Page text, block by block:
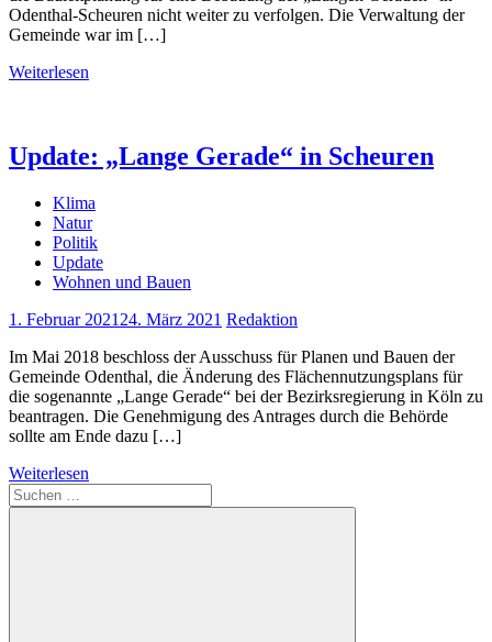
Odenthal-Scheuren nicht weiter zu verfolgen. Die Verwaltung der
Gemeinde war im […]
Weiterlesen
Update: „Lange Gerade“ in Scheuren
Klima
Natur
Politik
Update
Wohnen und Bauen
1. Februar 2021 24. März 2021 Redaktion
Im Mai 2018 beschloss der Ausschuss für Planen und Bauen der
Gemeinde Odenthal, die Änderung des Flächennutzungsplans für
die sogenannte „Lange Gerade“ bei der Bezirksregierung in Köln zu
beantragen. Die Genehmigung des Antrages durch die Behörde
sollte am Ende dazu […]
Weiterlesen
Suchen
nach: